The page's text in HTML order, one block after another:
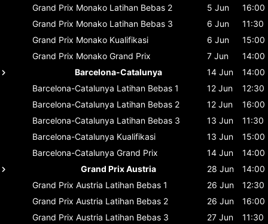
Grand Prix Monako Latihan Bebas 2 5 Jun
16:00
Grand Prix Monako Latihan Bebas 3 6 Jun
11:30
Grand Prix Monako Kualifikasi 6 Jun
15:00
Grand Prix Monako Grand Prix 7 Jun
14:00
Barcelona-Catalunya
14 Jun
14:00
Barcelona-Catalunya Latihan Bebas 1 12 Jun
12:30
Barcelona-Catalunya Latihan Bebas 2 12 Jun
16:00
Barcelona-Catalunya Latihan Bebas 3 13 Jun
11:30
Barcelona-Catalunya Kualifikasi 13 Jun
15:00
Barcelona-Catalunya Grand Prix 14 Jun
14:00
Grand Prix Austria
28 Jun
14:00
Grand Prix Austria Latihan Bebas 1 26 Jun
12:30
Grand Prix Austria Latihan Bebas 2 26 Jun
16:00
Grand Prix Austria Latihan Bebas 3 27 Jun
11:30